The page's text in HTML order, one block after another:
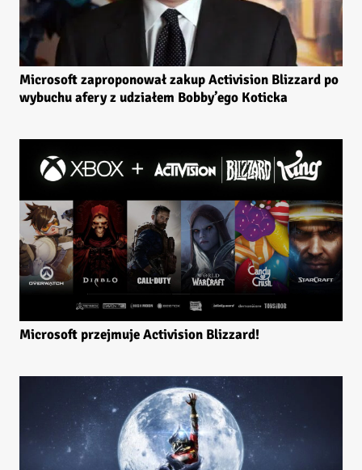
Microsoft zaproponował zakup Activision Blizzard po
wybuchu afery z udziałem Bobby’ego Koticka
Microsoft przejmuje Activision Blizzard!